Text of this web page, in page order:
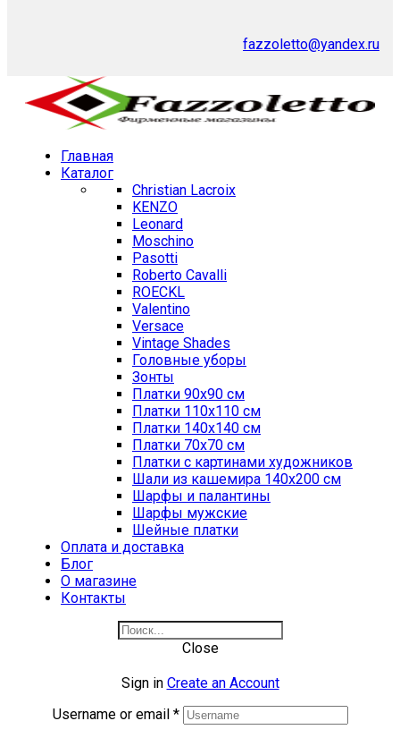
fazzoletto@yandex.ru
Главная
Каталог
Christian Lacroix
KENZO
Leonard
Moschino
Pasotti
Roberto Cavalli
ROECKL
Valentino
Versace
Vintage Shades
Головные уборы
Зонты
Платки 90х90 см
Платки 110х110 см
Платки 140х140 см
Платки 70х70 см
Платки с картинами художников
Шали из кашемира 140х200 см
Шарфы и палантины
Шарфы мужские
Шейные платки
Оплата и доставка
Блог
О магазине
Контакты
Close
Sign in Create an Account
Username or email *